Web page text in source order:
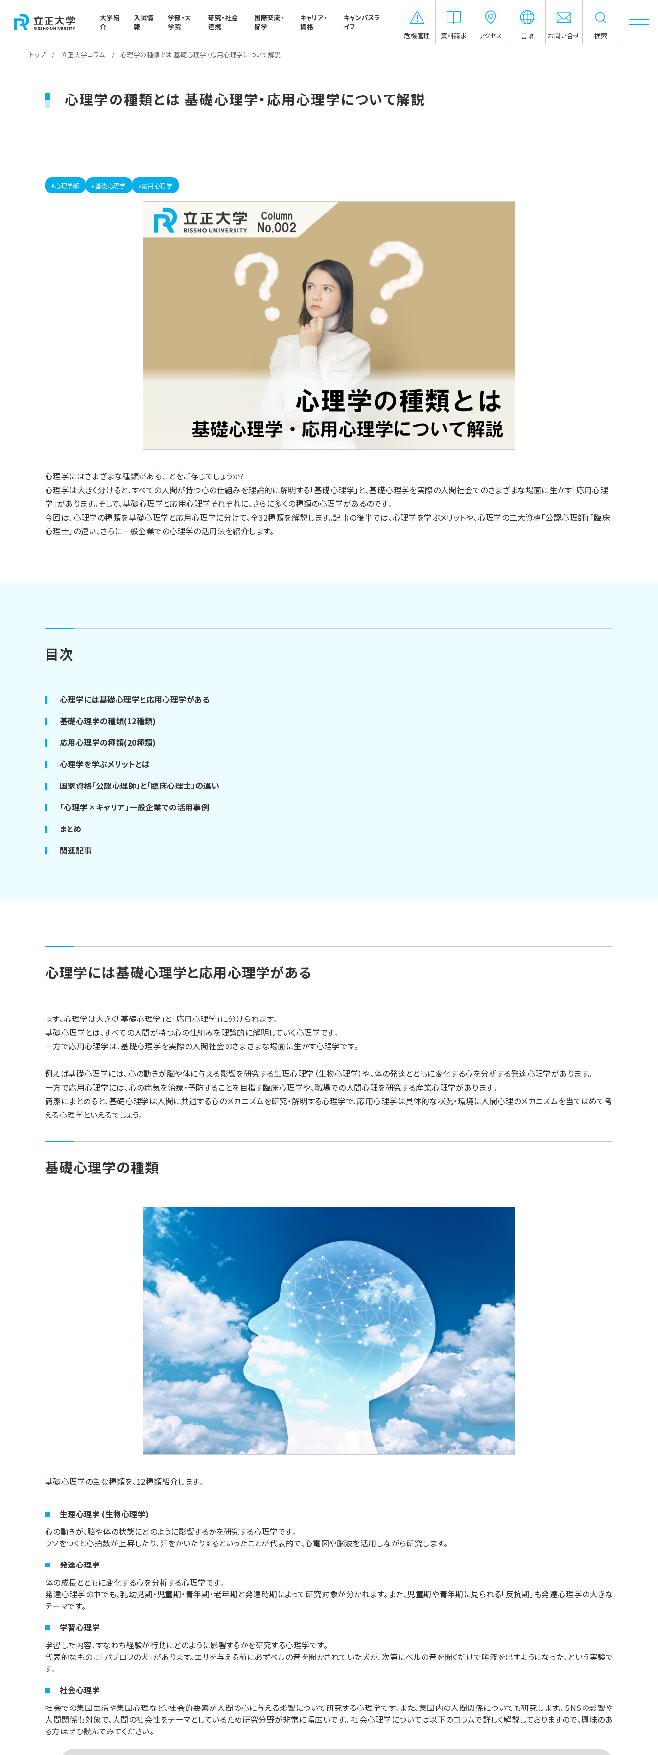
大学紹
介
入試情
報
学部・大
学院
研究・社会
連携
国際交流・
留学
キャリア・
資格
キャンパスラ
イフ
危機管理
資料請求 アクセス 言語 お問い合せ 検索
トップ 立正大学コラム 心理学の種類とは 基礎心理学・応用心理学について解説
心理学の種類とは 基礎心理学・応用心理学について解説
#心理学部 #基礎心理学 #応用心理学
心理学にはさまざまな種類があることをご存じでしょうか?
心理学は大きく分けると、すべての人間が持つ心の仕組みを理論的に解明する「基礎心理学」と、基礎心理学を実際の人間社会でのさまざまな場面に生かす「応用心理
学」があります。そして、基礎心理学と応用心理学それぞれに、さらに多くの種類の心理学があるのです。
今回は、心理学の種類を基礎心理学と応用心理学に分けて、全32種類を解説します。記事の後半では、心理学を学ぶメリットや、心理学の二大資格「公認心理師」「臨床
心理士」の違い、さらに一般企業での心理学の活用法を紹介します。
目次
心理学には基礎心理学と応用心理学がある
基礎心理学の種類(12種類)
応用心理学の種類(20種類)
心理学を学ぶメリットとは
国家資格「公認心理師」と「臨床心理士」の違い
「心理学×キャリア」一般企業での活用事例
まとめ
関連記事
心理学には基礎心理学と応用心理学がある
まず、心理学は大きく「基礎心理学」と「応用心理学」に分けられます。
基礎心理学とは、すべての人間が持つ心の仕組みを理論的に解明していく心理学です。
一方で応用心理学は、基礎心理学を実際の人間社会のさまざまな場面に生かす心理学です。
例えば基礎心理学には、心の動きが脳や体に与える影響を研究する生理心理学（生物心理学）や、体の発達とともに変化する心を分析する発達心理学があります。
一方で応用心理学には、心の病気を治療・予防することを目指す臨床心理学や、職場での人間心理を研究する産業心理学があります。
簡潔にまとめると、基礎心理学は人間に共通する心のメカニズムを研究・解明する心理学で、応用心理学は具体的な状況・環境に人間心理のメカニズムを当てはめて考
える心理学といえるでしょう。
基礎心理学の種類
基礎心理学の主な種類を、12種類紹介します。
生理心理学 (生物心理学)
心の動きが、脳や体の状態にどのように影響するかを研究する心理学です。
ウソをつくと心拍数が上昇したり、汗をかいたりするといったことが代表的で、心電図や脳波を活用しながら研究します。
発達心理学
体の成長とともに変化する心を分析する心理学です。
発達心理学の中でも、乳幼児期・児童期・青年期・老年期と発達時期によって研究対象が分かれます。また、児童期や青年期に見られる「反抗期」も発達心理学の大きな
テーマです。
学習心理学
学習した内容、すなわち経験が行動にどのように影響するかを研究する心理学です。
代表的なものに「パブロフの犬」があります。エサを与える前に必ずベルの音を聞かされていた犬が、次第にベルの音を聞くだけで唾液を出すようになった、という実験で
す。
社会心理学
社会での集団生活や集団心理など、社会的要素が人間の心に与える影響について研究する心理学です。また、集団内の人間関係についても研究します。 SNSの影響や
人間関係も対象で、人間の社会性をテーマとしているため研究分野が非常に幅広いです。 社会心理学については以下のコラムで詳しく解説しておりますので、興味のあ
る方はぜひ読んでみてください。